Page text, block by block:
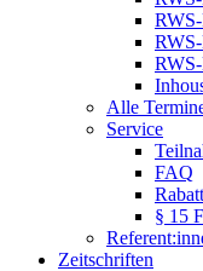
Alle
Service
FAQ
§ 15
Zeitschriften